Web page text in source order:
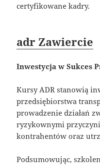
certyfikowane kadry.
adr Zawiercie
Inwestycja w Sukces
Kursy ADR stanowią
przedsiębiorstwa
prowadzenie działań
ryzykownymi
kontrahentów oraz
Podsumowując,